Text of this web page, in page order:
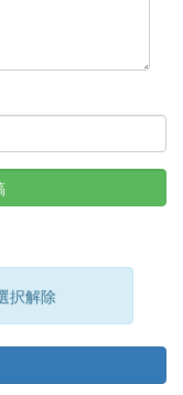
択解除